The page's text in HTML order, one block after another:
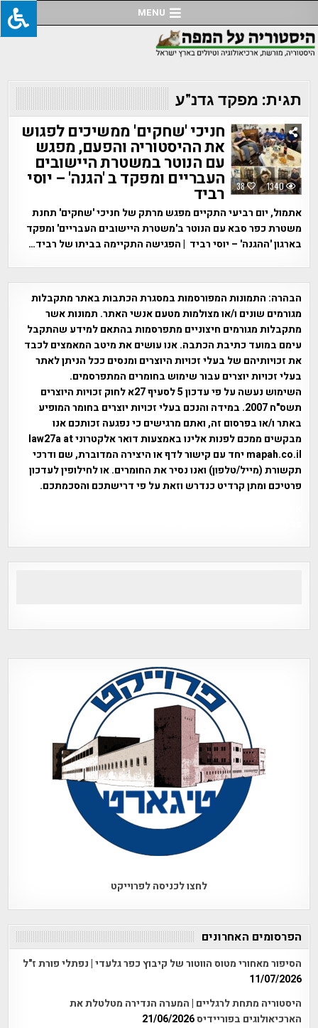
to
content
MENU
תגית: מפקד גדנ"ע
38 1340
חניכי 'שחקים' ממשיכים לפגוש
את ההיסטוריה והפעם, מפגש
עם הנוטר במשטרת היישובים
העבריים ומפקד ב 'הגנה' – יוסי
רביד
אתמול, יום רביעי התקיים מפגש מרתק של חניכי 'שחקים' תחנת
משטרת כפר סבא עם הנוטר ב'משטרת היישובים העבריים' ומפקד
בארגון 'ההגנה' – יוסי רביד | הפגישה התקיימה בביתו של רביד…
הבהרה: התמונות המפורסמות במסגרת הכתבות באתר מתקבלות
מגורמים שונים ו/או מצולמות מטעם אנשי האתר. תמונות אשר
מתקבלות מגורמים חיצוניים מתפרסמות בהתאם למידע שהתקבל
עימם במועד כתיבת הכתבה. אנו עושים את מיטב המאמצים לכבד
את זכויותיהם של בעלי זכויות היוצרים ומנסים ככל הניתן לאתר
בעלי זכויות יוצרים עבור שימוש בחומרים המתפרסמים.
השימוש נעשה על פי עדכון 5 לסעיף 27א לחוק זכויות היוצרים
תשס"ח 2007. במידה והנכם בעלי זכויות יוצרים בחומר המופיע
באתר ו/או בפרסום זה, ואתם מרגישים כי נפגעה זכותכם אנו
מבקשים ממכם לפנות אלינו באמצעות דואר אלקטרוני law27a at
mapah.co.il יחד עם קישור לדף או היצירה המדוברת, שם ודרכי
תקשורת (מייל/טלפון) ואנו נסיר את החומרים. או לחילופין לעדכון
פרטיכם ומתן קרדיט כנדרש וזאת על פי דרישתכם והסכמתכם.
לחצו לכניסה לפרוייקט
הפרסומים האחרונים
הסיפור מאחורי מטוס הווטור של קיבוץ כפר גלעדי | נפתלי פורת ז"ל
11/07/2026
היסטוריה מתחת לרגליים | המערה הנדירה מטלטלת את
הארכיאולוגים בפוריידיס21/06/2026